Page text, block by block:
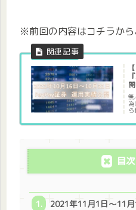
※前回の内容はコチラか
無
為
で
目次
2021年11月1日～11